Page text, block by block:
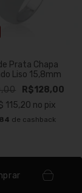
Prata Chapa
Liso 15,8mm
R$128,00
115,20 no pix
de cashback